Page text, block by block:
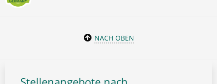
NACH OBEN